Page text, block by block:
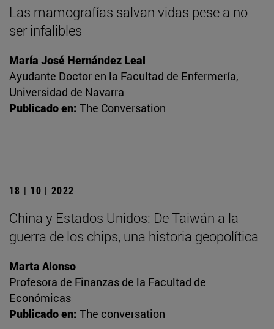
Las mamografías salvan vidas pese a no
ser infalibles
María José Hernández Leal
Ayudante Doctor en la Facultad de Enfermería,
Universidad de Navarra
Publicado en: The Conversation
18 | 10 | 2022
China y Estados Unidos: De Taiwán a la
guerra de los chips, una historia geopolítica
Marta Alonso
Profesora de Finanzas de la Facultad de
Económicas
Publicado en: The conversation